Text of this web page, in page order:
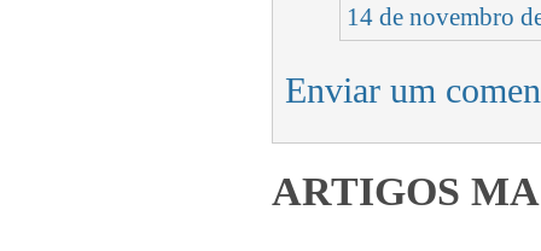
14 de novembro
Enviar um
ARTIGOS